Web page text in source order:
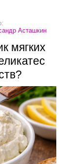
Асташкин
мягких